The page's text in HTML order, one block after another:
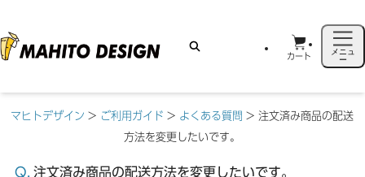
カート
メニュ
ー
マヒトデザイン > ご利用ガイド > よくある質問 > 注文済み商品の配送
方法を変更したいです。
注文済み商品の配送方法を変更したいです。